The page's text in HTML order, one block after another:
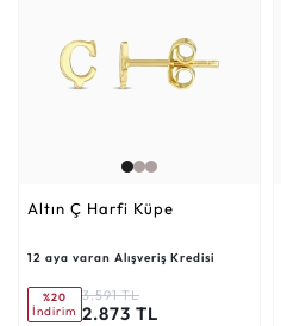
Altın Ç Harfi Küpe
12 aya varan Alışveriş Kredisi
%20
İndirim
3.591 TL
2.873 TL